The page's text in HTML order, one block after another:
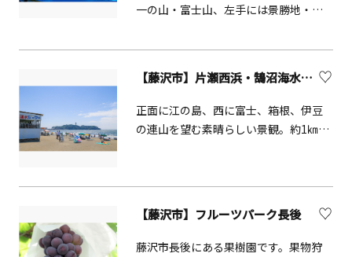
オムツの上に水着着用で「くじらの
す。
一の山・富士山、左手には景勝地・江
る水族館です。テーマは&ldquo;相模湾
&ldquo;生物&rdquo;。海やそれを取り
巻く環境を楽しく遊びながら学んでい
ただく&ldquo;エデュテインメント型水
コツメカワウソたちも間近で観察でき
【藤沢市】片瀬西浜・鵠沼海水浴場
正面に江の島、西に富士、箱根、伊豆
の連山を望む素晴らしい景観。約1㎞に
う。隣接する鵠沼海岸には、常設ビー
チバレーコートがあり、ビーチスポー
ツも盛んに行われている。
【藤沢市】フルーツパーク長後
藤沢市長後にある果樹園です。果物狩